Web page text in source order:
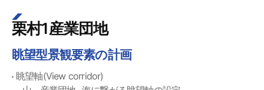
栗村1産業団地
眺望型景観要素の計画
眺望軸(View corridor)